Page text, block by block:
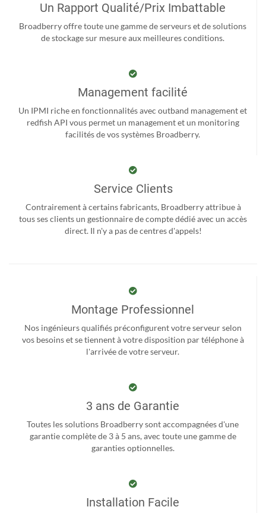
Un Rapport Qualité/Prix Imbattable
Broadberry offre toute une gamme de serveurs et de solutions
de stockage sur mesure aux meilleures conditions.
Management facilité
Un IPMI riche en fonctionnalités avec outband management et
redfish API vous permet un management et un monitoring
facilités de vos systèmes Broadberry.
Service Clients
Contrairement à certains fabricants, Broadberry attribue à
tous ses clients un gestionnaire de compte dédié avec un accès
direct. Il n'y a pas de centres d'appels!
Montage Professionnel
Nos ingénieurs qualifiés préconfigurent votre serveur selon
vos besoins et se tiennent à votre disposition par téléphone à
l'arrivée de votre serveur.
3 ans de Garantie
Toutes les solutions Broadberry sont accompagnées d'une
garantie complète de 3 à 5 ans, avec toute une gamme de
garanties optionnelles.
Installation Facile